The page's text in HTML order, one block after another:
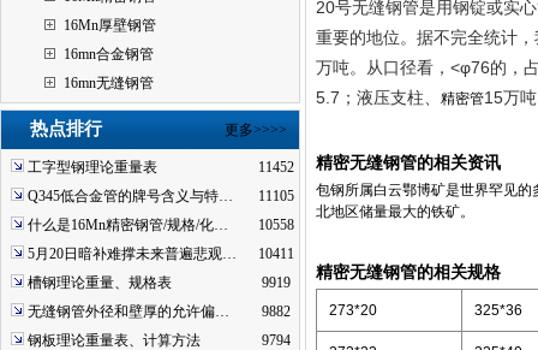
16Mn厚壁钢管
16mn合金钢管
16mn无缝钢管
热点排行 更多>>>>
工字型钢理论重量表
11452
Q345低合金管的牌号含义与特…
11105
什么是16Mn精密钢管/规格/化…
10558
5月20日暗补难撑未来普遍悲观…
10411
槽钢理论重量、规格表
9919
无缝钢管外径和壁厚的允许偏…
9882
钢板理论重量表、计算方法
9794
20号无缝钢管是用钢锭或实
重要的地位。据不完全统计
万吨。从口径看，<φ76的，
5.7；液压支柱、
精密管15万
精密无缝钢管的相关资讯
包钢所属白云鄂博矿是世界罕见
北地区储量最大的铁矿。
精密无缝钢管的相关规格
273*20 325*36